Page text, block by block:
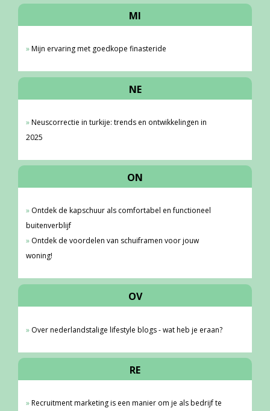
MI
Mijn ervaring met goedkope finasteride
NE
Neuscorrectie in turkije: trends en ontwikkelingen in
2025
ON
Ontdek de kapschuur als comfortabel en functioneel
buitenverblijf
Ontdek de voordelen van schuiframen voor jouw
woning!
OV
Over nederlandstalige lifestyle blogs - wat heb je eraan?
RE
Recruitment marketing is een manier om je als bedrijf te